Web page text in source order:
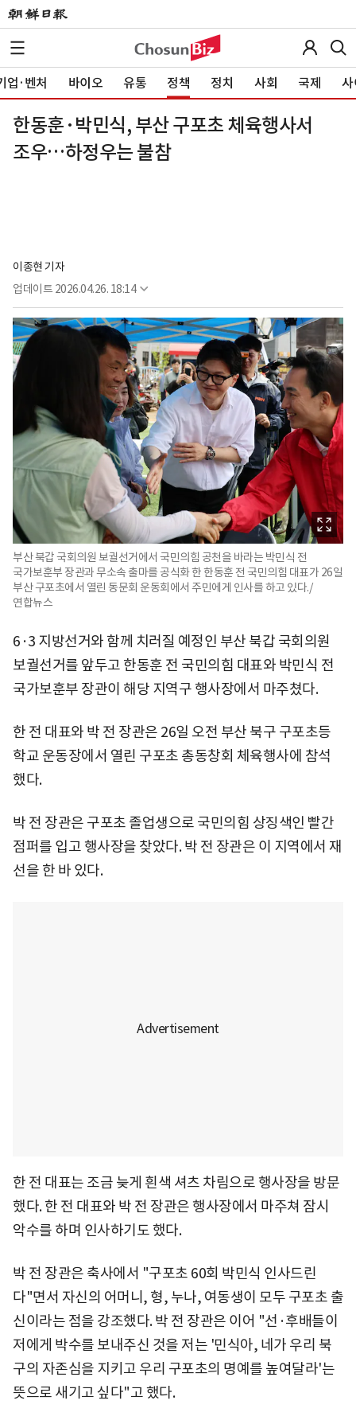
업·벤처 바이오 유통 정책 정치 사회 국제 사
한동훈·박민식, 부산 구포초 체육행사서
조우…하정우는 불참
이종현 기자
업데이트 2026.04.26. 18:14
부산 북갑 국회의원 보궐선거에서 국민의힘 공천을 바라는 박민식 전
국가보훈부 장관과 무소속 출마를 공식화 한 한동훈 전 국민의힘 대표가 26일
부산 구포초에서 열린 동문회 운동회에서 주민에게 인사를 하고 있다./
연합뉴스
6·3 지방선거와 함께 치러질 예정인 부산 북갑 국회의원
보궐선거를 앞두고 한동훈 전 국민의힘 대표와 박민식 전
국가보훈부 장관이 해당 지역구 행사장에서 마주쳤다.
한 전 대표와 박 전 장관은 26일 오전 부산 북구 구포초등
학교 운동장에서 열린 구포초 총동창회 체육행사에 참석
했다.
박 전 장관은 구포초 졸업생으로 국민의힘 상징색인 빨간
점퍼를 입고 행사장을 찾았다. 박 전 장관은 이 지역에서 재
선을 한 바 있다.
한 전 대표는 조금 늦게 흰색 셔츠 차림으로 행사장을 방문
했다. 한 전 대표와 박 전 장관은 행사장에서 마주쳐 잠시
악수를 하며 인사하기도 했다.
박 전 장관은 축사에서 "구포초 60회 박민식 인사드린
다"면서 자신의 어머니, 형, 누나, 여동생이 모두 구포초 출
신이라는 점을 강조했다. 박 전 장관은 이어 "선·후배들이
저에게 박수를 보내주신 것을 저는 '민식아, 네가 우리 북
구의 자존심을 지키고 우리 구포초의 명예를 높여달라'는
뜻으로 새기고 싶다"고 했다.